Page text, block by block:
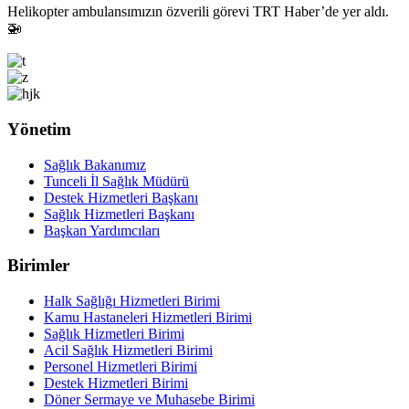
Helikopter ambulansımızın özverili görevi TRT Haber’de yer aldı.
🚁
Yönetim
Sağlık Bakanımız
Tunceli İl Sağlık Müdürü
Destek Hizmetleri Başkanı
Sağlık Hizmetleri Başkanı
Başkan Yardımcıları
Birimler
Halk Sağlığı Hizmetleri Birimi
Kamu Hastaneleri Hizmetleri Birimi
Sağlık Hizmetleri Birimi
Acil Sağlık Hizmetleri Birimi
Personel Hizmetleri Birimi
Destek Hizmetleri Birimi
Döner Sermaye ve Muhasebe Birimi